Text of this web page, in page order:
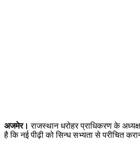
अजमेर। राजस्थान धरोहर प्राधिकरण के
है कि नई पीढ़ी को सिन्ध सभ्यता से परीचित